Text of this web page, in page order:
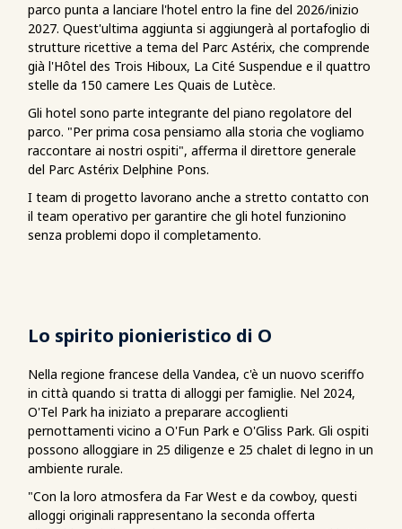
parco punta a lanciare l'hotel entro la fine del 2026/inizio
2027. Quest'ultima aggiunta si aggiungerà al portafoglio di
strutture ricettive a tema del Parc Astérix, che comprende
già l'Hôtel des Trois Hiboux, La Cité Suspendue e il quattro
stelle da 150 camere Les Quais de Lutèce.
Gli hotel sono parte integrante del piano regolatore del
parco. "Per prima cosa pensiamo alla storia che vogliamo
raccontare ai nostri ospiti", afferma il direttore generale
del Parc Astérix Delphine Pons.
I team di progetto lavorano anche a stretto contatto con
il team operativo per garantire che gli hotel funzionino
senza problemi dopo il completamento.
Lo spirito pionieristico di O
Nella regione francese della Vandea, c'è un nuovo sceriffo
in città quando si tratta di alloggi per famiglie. Nel 2024,
O'Tel Park ha iniziato a preparare accoglienti
pernottamenti vicino a O'Fun Park e O'Gliss Park. Gli ospiti
possono alloggiare in 25 diligenze e 25 chalet di legno in un
ambiente rurale.
"Con la loro atmosfera da Far West e da cowboy, questi
alloggi originali rappresentano la seconda offerta